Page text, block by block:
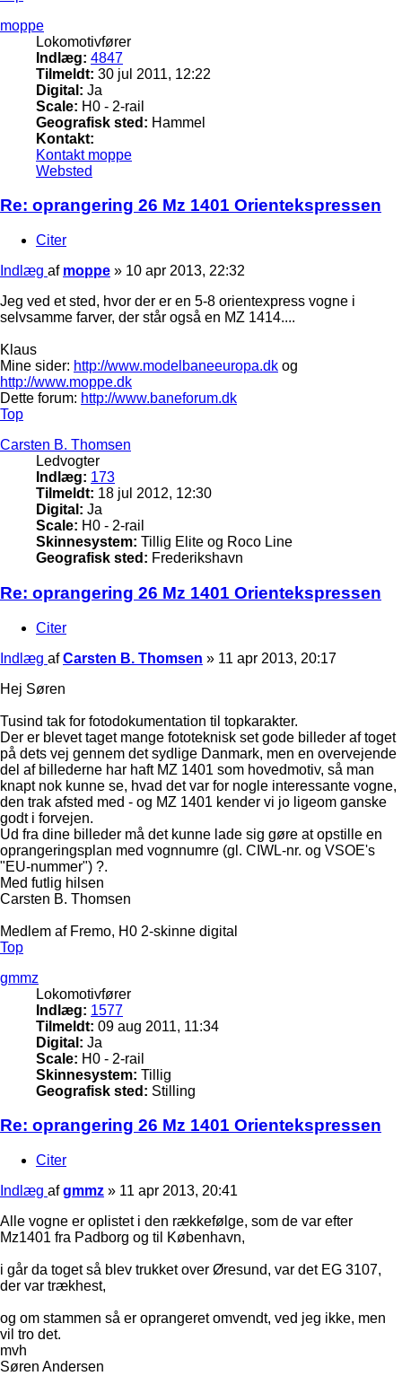
moppe
Lokomotivfører
Indlæg: 4847
Tilmeldt: 30 jul 2011, 12:22
Digital: Ja
Scale: H0 - 2-rail
Geografisk sted: Hammel
Kontakt:
Kontakt moppe
Websted
Re: oprangering 26 Mz 1401 Orientekspressen
Citer
Indlæg af moppe » 10 apr 2013, 22:32
Jeg ved et sted, hvor der er en 5-8 orientexpress vogne i
selvsamme farver, der står også en MZ 1414....
Klaus
Mine sider: http://www.modelbaneeuropa.dk og
http://www.moppe.dk
Dette forum: http://www.baneforum.dk
Top
Carsten B. Thomsen
Ledvogter
Indlæg: 173
Tilmeldt: 18 jul 2012, 12:30
Digital: Ja
Scale: H0 - 2-rail
Skinnesystem: Tillig Elite og Roco Line
Geografisk sted: Frederikshavn
Re: oprangering 26 Mz 1401 Orientekspressen
Citer
Indlæg afCarsten B. Thomsen » 11 apr 2013, 20:17
Hej Søren
Tusind tak for fotodokumentation til topkarakter.
Der er blevet taget mange fototeknisk set gode billeder af toget
på dets vej gennem det sydlige Danmark, men en overvejende
del af billederne har haft MZ 1401 som hovedmotiv, så man
knapt nok kunne se, hvad det var for nogle interessante vogne,
den trak afsted med - og MZ 1401 kender vi jo ligeom ganske
godt i forvejen.
Ud fra dine billeder må det kunne lade sig gøre at opstille en
oprangeringsplan med vognnumre (gl. CIWL-nr. og VSOE's
"EU-nummer") ?.
Med futlig hilsen
Carsten B. Thomsen
Medlem af Fremo, H0 2-skinne digital
Top
gmmz
Lokomotivfører
Indlæg: 1577
Tilmeldt: 09 aug 2011, 11:34
Digital: Ja
Scale: H0 - 2-rail
Skinnesystem: Tillig
Geografisk sted: Stilling
Re: oprangering 26 Mz 1401 Orientekspressen
Citer
Indlæg afgmmz » 11 apr 2013, 20:41
Alle vogne er oplistet i den rækkefølge, som de var efter
Mz1401 fra Padborg og til København,
i går da toget så blev trukket over Øresund, var det EG 3107,
der var trækhest,
og om stammen så er oprangeret omvendt, ved jeg ikke, men
vil tro det.
mvh
Søren Andersen